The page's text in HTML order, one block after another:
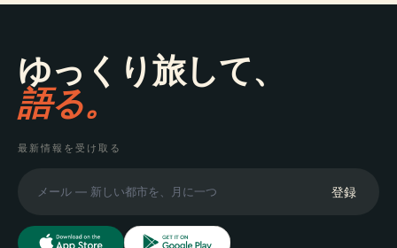
ゆっくり旅して、
語る。
最新情報を受け取る
登録